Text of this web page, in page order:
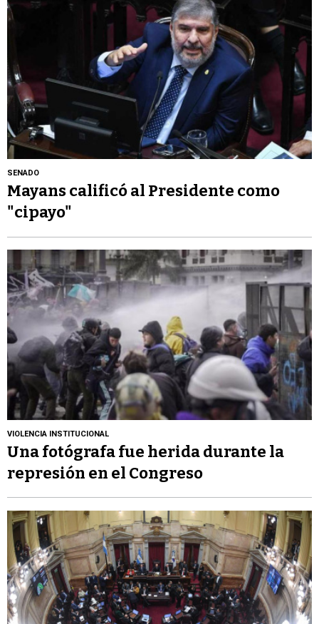
SENADO
Mayans calificó al Presidente como
"cipayo"
VIOLENCIA INSTITUCIONAL
Una fotógrafa fue herida durante la
represión en el Congreso